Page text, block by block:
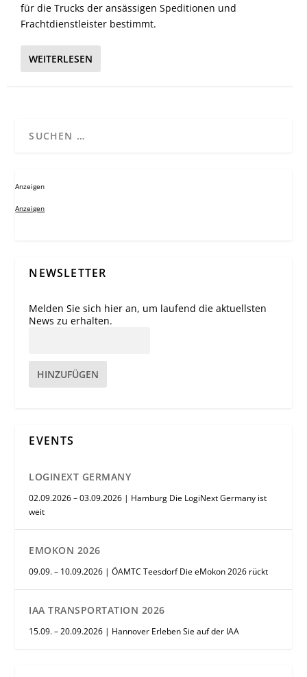
für die Trucks der ansässigen Speditionen und
Frachtdienstleister bestimmt.
WEITERLESEN
Anzeigen
Anzeigen
NEWSLETTER
Melden Sie sich hier an, um laufend die aktuellsten
News zu erhalten.
HINZUFÜGEN
EVENTS
LOGINEXT GERMANY
02.09.2026 – 03.09.2026 | Hamburg Die LogiNext Germany ist
weit
EMOKON 2026
09.09. – 10.09.2026 | ÖAMTC Teesdorf Die eMokon 2026 rückt
IAA TRANSPORTATION 2026
15.09. – 20.09.2026 | Hannover Erleben Sie auf der IAA